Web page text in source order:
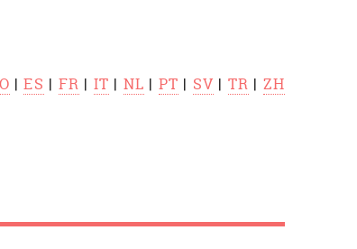
|ES | FR | IT | NL | PT | SV | TR | ZH